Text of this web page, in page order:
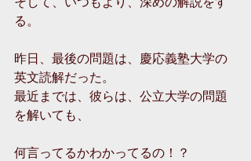
る。
昨日、最後の問題は、慶応義塾大学の
英文読解だった。
最近までは、彼らは、公立大学の問題
を解いても、
何言ってるかわかってるの！？